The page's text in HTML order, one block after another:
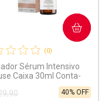
sem Desconto
R$ 14,39/cada
sem Desconto
R$ 14,39/cada
(0)
Sérum Intensivo
Caixa 30ml Conta-
40% OFF
COMPRAR